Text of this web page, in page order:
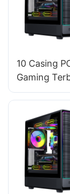
10 Casing
Gaming
Daftar